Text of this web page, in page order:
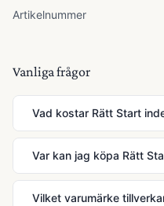
Artikelnummer
Vanliga frågor
Vad kostar Rätt Start
Var kan jag köpa Rätt
Vilket varumärke